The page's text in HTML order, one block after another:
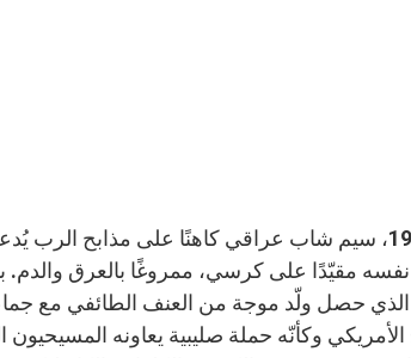
عام 1998، سيم شاب عراقي كاهنًا على مذابح
الذي حصل ولّد موجة من العنف الطائفي مع
الأمريكي وكأنّه حملة صليبية يعاونه